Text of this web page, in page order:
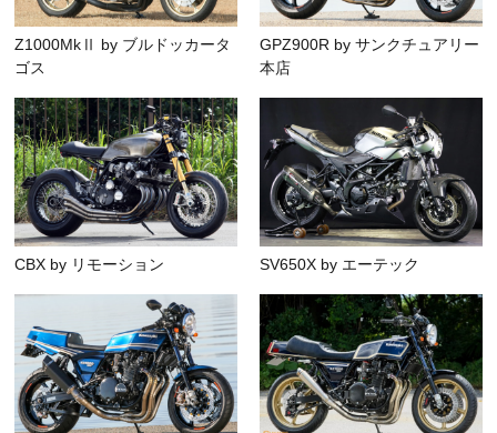
Z1000MkⅡ by ブルドッカータ
ゴス
GPZ900R by サンクチュアリー
本店
CBX by リモーション SV650X by エーテック